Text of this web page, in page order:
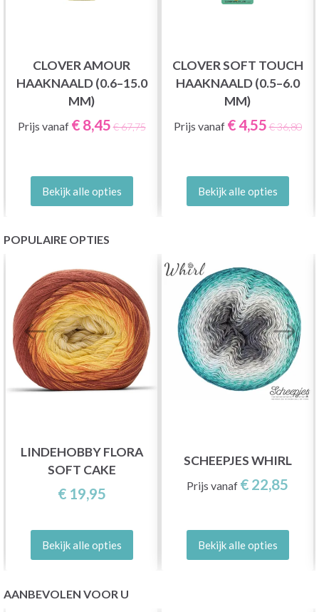
CLOVER AMOUR
HAAKNAALD (0.6–15.0
MM)
Prijs vanaf € 8,45 € 67,75
Bekijk alle opties
CLOVER SOFT TOUCH
HAAKNAALD (0.5–6.0
MM)
Prijs vanaf € 4,55 € 36,80
Bekijk alle opties
POPULAIRE OPTIES
LINDEHOBBY FLORA
SOFT CAKE
€ 19,95
Bekijk alle opties
SCHEEPJES WHIRL
Prijs vanaf € 22,85
Bekijk alle opties
AANBEVOLEN VOOR U